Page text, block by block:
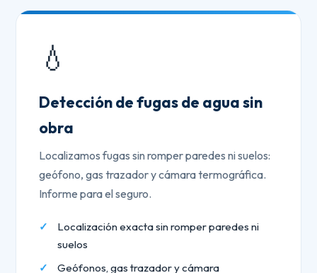
💧
Detección de fugas de agua sin
obra
Localizamos fugas sin romper paredes ni suelos:
geófono, gas trazador y cámara termográfica.
Informe para el seguro.
Localización exacta sin romper paredes ni
suelos
Geófonos, gas trazador y cámara